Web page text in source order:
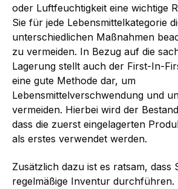
oder Luftfeuchtigkeit eine wichtige
Sie für jede Lebensmittelkategorie
unterschiedlichen Maßnahmen
zu vermeiden. In Bezug auf die
Lagerung stellt auch der First-In-
eine gute Methode dar, um
Lebensmittelverschwendung und
vermeiden. Hierbei wird der
dass die zuerst eingelagerten
als erstes verwendet werden.
Zusätzlich dazu ist es ratsam, dass
regelmäßige Inventur durchführen.